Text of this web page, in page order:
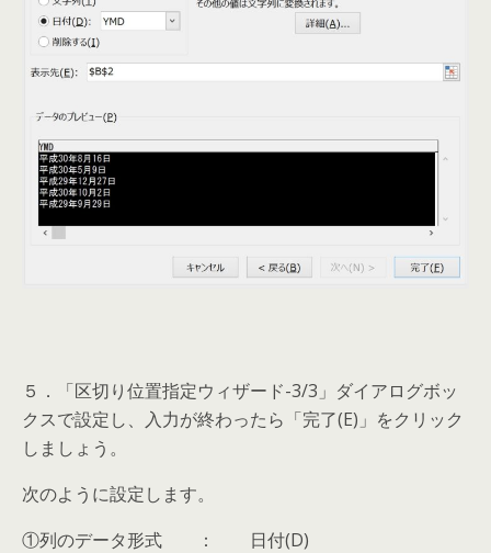
５．「区切り位置指定ウィザード-3/3」ダイアログボッ
クスで設定し、入力が終わったら「完了(E)」をクリック
しましょう。
次のように設定します。
①列のデータ形式 ： 日付(D)